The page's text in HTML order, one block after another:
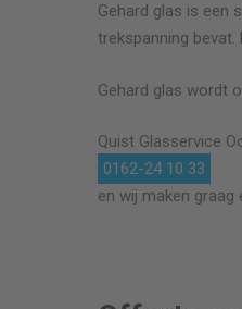
Gehard glas is een
trekspanning
Gehard glas wordt
Quist Glasservice
0162-24 10 33
en wij maken